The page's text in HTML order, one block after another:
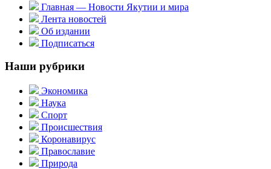
Главная — Новости Якутии и мира
Лента новостей
Об издании
Подписаться
Наши рубрики
Экономика
Наука
Спорт
Происшествия
Коронавирус
Православие
Природа